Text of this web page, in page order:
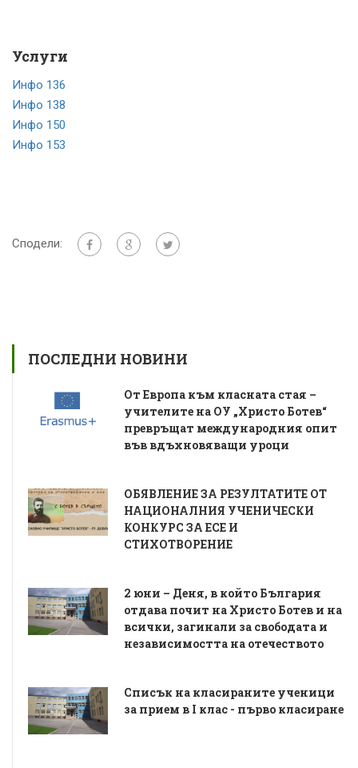
Услуги
Инфо 136
Инфо 138
Инфо 150
Инфо 153
Сподели:
ПОСЛЕДНИ НОВИНИ
От Европа към класната стая –
учителите на ОУ „Христо Ботев“
превръщат международния опит
във вдъхновяващи уроци
ОБЯВЛЕНИЕ ЗА РЕЗУЛТАТИТЕ ОТ
НАЦИОНАЛНИЯ УЧЕНИЧЕСКИ
КОНКУРС ЗА ЕСЕ И
СТИХОТВОРЕНИЕ
2 юни – Деня, в който България
отдава почит на Христо Ботев и на
всички, загинали за свободата и
независимостта на отечеството
Списък на класираните ученици
за прием в I клас - първо класиране